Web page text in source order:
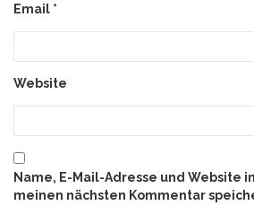
Email *
Website
Name, E-Mail-Adresse und Website
meinen nächsten Kommentar